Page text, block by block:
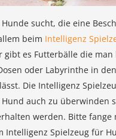
sucht, die eine
beim Intelligenz
gibt es Futterbälle die
oder Labyrinthe in
Die Intelligenz
auch zu überwinden
werden. Bitte fange
Intelligenz Spielzeug für